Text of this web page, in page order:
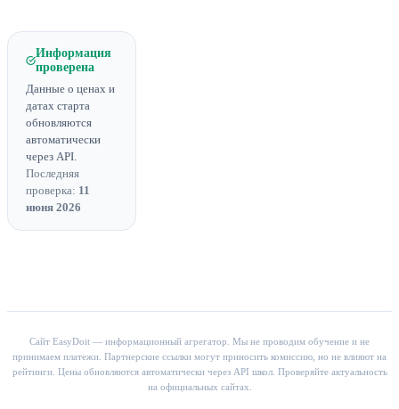
Информация
проверена
Данные о ценах и
датах старта
обновляются
автоматически
через API.
Последняя
проверка: 11
июня 2026
Сайт EasyDoit — информационный агрегатор. Мы не проводим обучение и не
принимаем платежи. Партнерские ссылки могут приносить комиссию, но не влияют на
рейтинги. Цены обновляются автоматически через API школ. Проверяйте актуальность
на официальных сайтах.